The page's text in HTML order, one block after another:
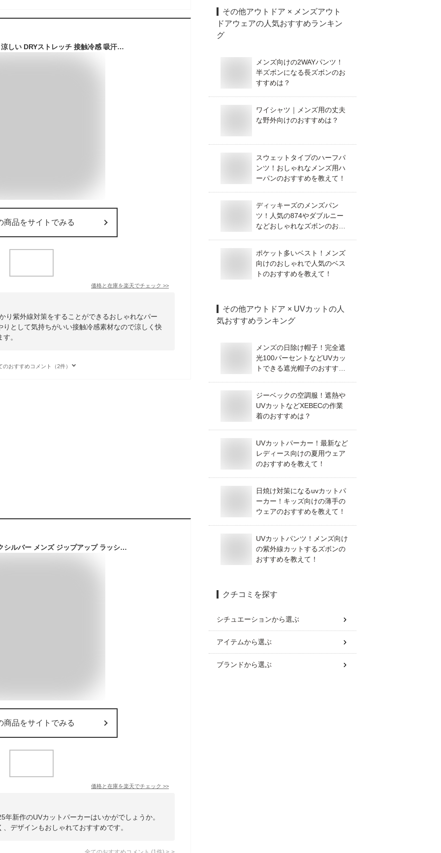
パーカー メンズ 薄手 涼しい DRYストレッチ 接触冷感 吸汗速乾 UVカット【ゆうパケット送料無料】 【2-E1I】
商品をサイトでみる
価格と在庫を楽天でチェック >>
り紫外線対策をすることができるおしゃれなパー
として気持ちがいい接触冷感素材なので涼しく快
。
のおすすめコメント（2件）
QUIKSILVER/クイックシルバー メンズ ジップアップ ラッシュガード パーカー OMNI MW ZIP HOODIE 2025 SPRING JP QLY251030 長袖 UVカット ビーチ サーフィン プール 海水浴 海 ロゴ フーディ 正規品 男性用 【☆】
商品をサイトでみる
価格と在庫を楽天でチェック >>
新作のUVカットパーカーはいかがでしょうか。
デザインもおしゃれておすすめです。
全てのおすすめコメント (1 件) >
その他アウトドア × メンズアウト
ドアウェアの人気おすすめランキン
グ
メンズ向けの2WAYパンツ！
半ズボンになる長ズボンのお
すすめは？
ワイシャツ｜メンズ用の丈夫
な野外向けのおすすめは？
スウェットタイプのハーフパ
ンツ！おしゃれなメンズ用ハ
ーパンのおすすめを教えて！
ディッキーズのメンズパン
ツ！人気の874やダブルニー
などおしゃれなズボンのおす
ポケット多いベスト！メンズ
向けのおしゃれで人気のベス
トのおすすめを教えて！
その他アウトドア × UVカット の人
気おすすめランキング
メンズの日除け帽子！完全遮
光100パーセントなどUVカッ
トできる遮光帽子のおすすめ
ジーベックの空調服！遮熱や
UVカットなどXEBECの作業
着のおすすめは？
UVカットパーカー！最新など
レディース向けの夏用ウェア
のおすすめを教えて！
日焼け対策になるuvカットパ
ーカー！キッズ向けの薄手の
ウェアのおすすめを教えて！
UVカットパンツ！メンズ向け
の紫外線カットするズボンの
おすすめを教えて！
クチコミを探す
シチュエーションから選ぶ
アイテムから選ぶ
ブランドから選ぶ